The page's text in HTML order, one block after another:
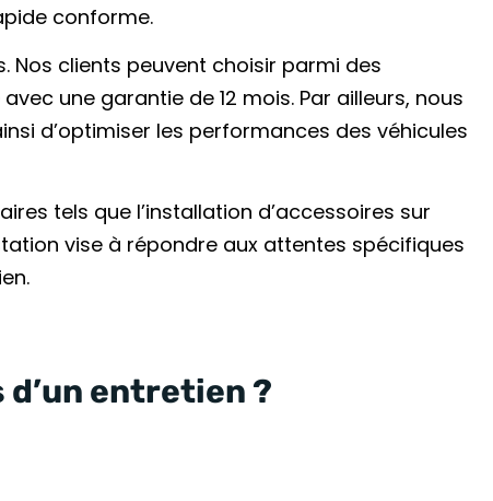
conforme.
Nos clients peuvent choisir parmi des
une garantie de 12 mois. Par ailleurs, nous
d’optimiser les performances des véhicules
tels que l’installation d’accessoires sur
vise à répondre aux attentes spécifiques
d’un entretien ?